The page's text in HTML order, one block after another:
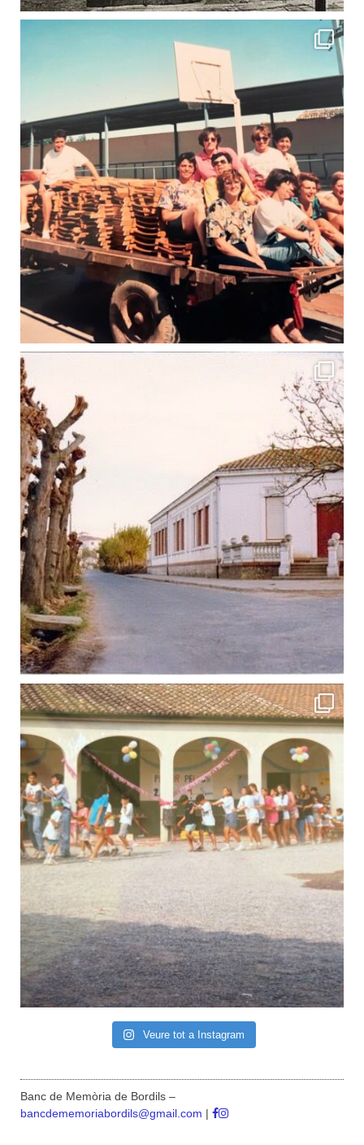
Veure tot a Instagram
Banc de Memòria de Bordils –
bancdememoriabordils@gmail.com |